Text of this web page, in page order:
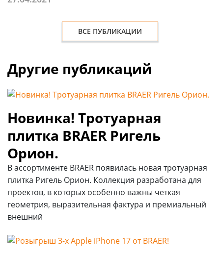
ВСЕ ПУБЛИКАЦИИ
Другие публикаций
Новинка! Тротуарная
плитка BRAER Ригель
Орион.
В ассортименте BRAER появилась новая тротуарная
плитка Ригель Орион. Коллекция разработана для
проектов, в которых особенно важны четкая
геометрия, выразительная фактура и премиальный
внешний